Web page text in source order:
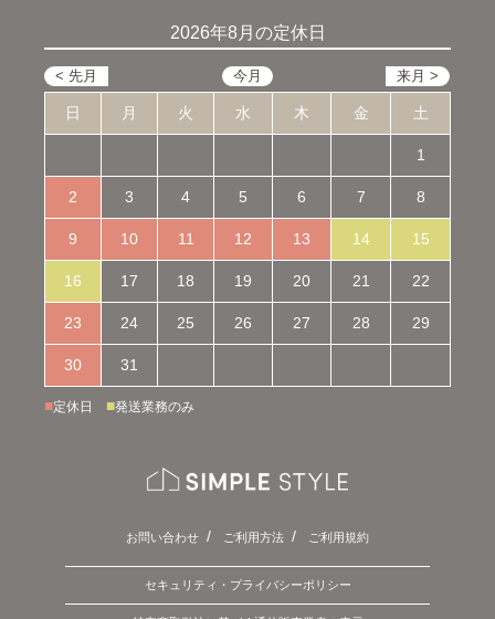
2026年8月の定休日
日 月 火 水 木 金 土
1
2 3 4 5 6 7 8
9 10 11 12 13 14 15
16 17 18 19 20 21 22
23 24 25 26 27 28 29
30 31
■定休日 ■発送業務のみ
お問い合わせ ご利用方法 ご利用規約
セキュリティ・プライバシーポリシー